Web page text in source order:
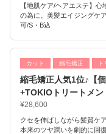
【地肌ケア/ヘアエステ】
の為に。美髪エイジングケ
可/S・B込
カット 縮毛矯正
縮毛矯正人気1位♪【
+TOKIOトリートメン
¥28,600
クセを伸ばしながら髪質ケ
本来のツヤ潤いを劇的に回